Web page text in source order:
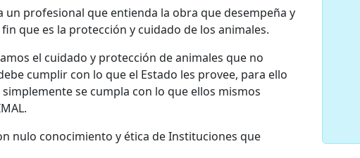
profesional que entienda la obra que desempeña y
que es la protección y cuidado de los animales.
el cuidado y protección de animales que no
cumplir con lo que el Estado les provee, para ello
se cumpla con lo que ellos mismos
nulo conocimiento y ética de Instituciones que